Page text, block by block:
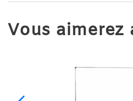
Vous aimerez